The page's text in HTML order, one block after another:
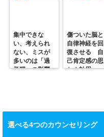
集中できな
い、考えられ
ない、ミスが
多いのは「過
覚醒」の影響
傷ついた脳と
自律神経を回
復させる 自
己肯定感の思
わぬ効用
選べる4つのカウンセリング